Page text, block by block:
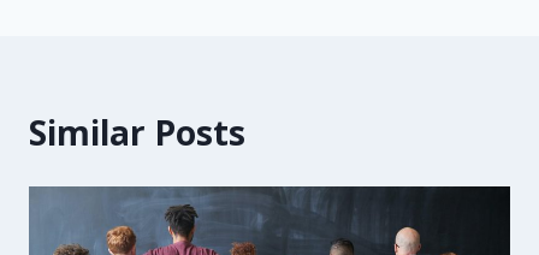
Similar Posts